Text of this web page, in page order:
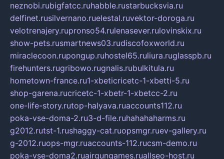
neznobi.rubigfatcc.ruhabble.rustarbucksvia.ru
delfinet.rusilvernano.ruelestal.ruvektor-doroga.ru
velotrenajery.rupronso54.rulenasever.rulovinskix.ru
show-pets.rusmartnews03.rudiscofoxworld.ru
miraclecoon.rupongup.ruhostel65.ruliura.ruglasspb.ru
firehunters.rugribowo.rugnalis.rubulkitula.ru
hometown-france.ru1-xbeticricetc-1-xbetti-5.ru
shop-garena.rucricetc-1-xbetr-1-xbetcc-2.ru
one-life-story.rutop-halyava.ruaccounts112.ru
poka-vse-doma-2.ru3-d-file.ruhahahaharms.ru
g2012.rutst-1.rushaggy-cat.ruopsmgr.ruev-gallery.ru
g-2012.ruops-mgr.ruaccounts-112.rucsm-demo.ru
poka-vse-doma2.ruairgungames.ruallseo-host.ru